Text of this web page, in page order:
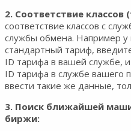
2. Соответствие классов
соответствие классов с
службы обмена. Например у
стандартный тариф,
ID тарифа в вашей службе,
ID тарифа в службе вашего
ввести такие же данные,
3. Поиск ближайшей
биржи: